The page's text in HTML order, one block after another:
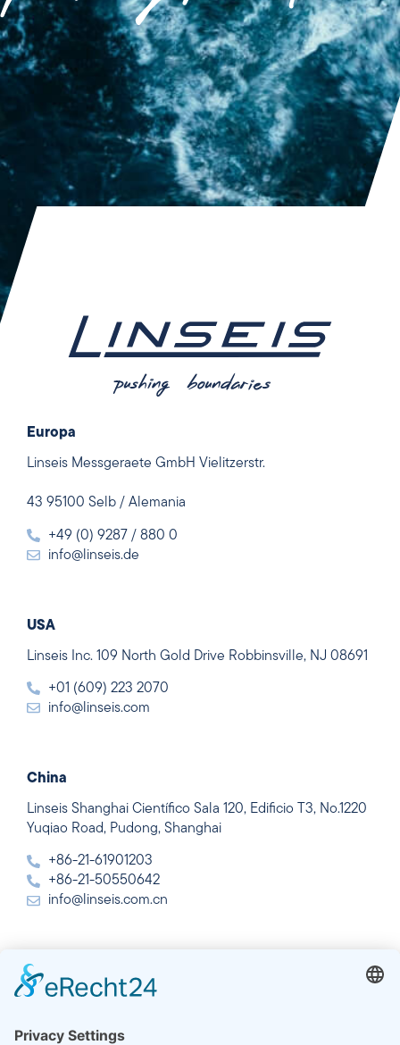
Europa
Linseis Messgeraete GmbH Vielitzerstr.
43 95100 Selb / Alemania
+49 (0) 9287 / 880 0
info@linseis.de
USA
Linseis Inc. 109 North Gold Drive Robbinsville, NJ 08691
+01 (609) 223 2070
info@linseis.com
China
Linseis Shanghai Científico Sala 120, Edificio T3, No.1220
Yuqiao Road, Pudong, Shanghai
+86-21-61901203
+86-21-50550642
info@linseis.com.cn
India
Linseis Thermal Analysis India Pvt. Ltd. Parcela 65, 2ª
Delhi